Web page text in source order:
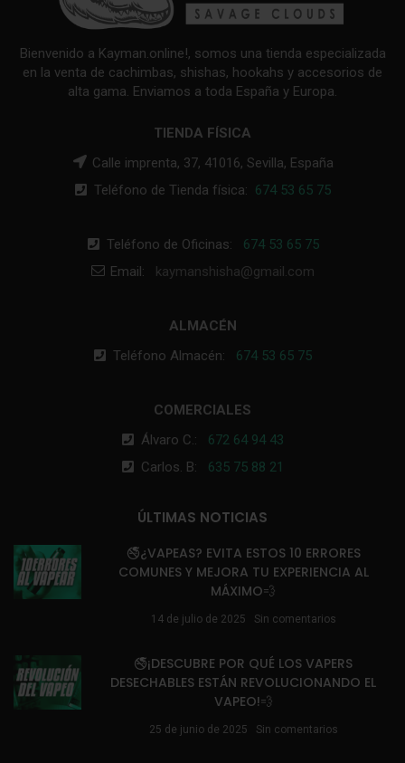
Bienvenido a Kayman.online!, somos una tienda especializada
en la venta de cachimbas, shishas, hookahs y accesorios de
alta gama. Enviamos a toda España y Europa.
TIENDA FÍSICA
Calle imprenta, 37, 41016, Sevilla, España
Teléfono de Tienda física: 674 53 65 75
Teléfono de Oficinas: 674 53 65 75
Email: kaymanshisha@gmail.com
ALMACÉN
Teléfono Almacén: 674 53 65 75
COMERCIALES
Álvaro C.: 672 64 94 43
Carlos. B: 635 75 88 21
ÚLTIMAS NOTICIAS
🚭¿VAPEAS? EVITA ESTOS 10 ERRORES
COMUNES Y MEJORA TU EXPERIENCIA AL
MÁXIMO💨
14 de julio de 2025 Sin comentarios
🚭¡DESCUBRE POR QUÉ LOS VAPERS
DESECHABLES ESTÁN REVOLUCIONANDO EL
VAPEO!💨
25 de junio de 2025 Sin comentarios